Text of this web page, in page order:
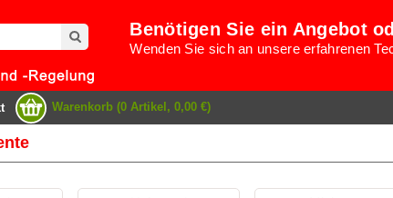
Benötigen Sie ein Angebot
Wenden Sie sich an unsere erfahrenen
Warenkorb (0 Artikel, 0,00 €)